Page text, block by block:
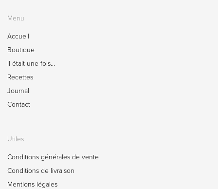
Menu
Accueil
Boutique
Il était une fois…
Recettes
Journal
Contact
Utiles
Conditions générales de vente
Conditions de livraison
Mentions légales